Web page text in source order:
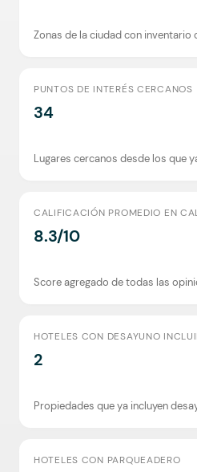
Zonas de la ciudad con inventario
PUNTOS DE INTERÉS CERCANOS
34
Lugares cercanos desde los que
CALIFICACIÓN PROMEDIO EN
8.3/10
Score agregado de todas las
HOTELES CON DESAYUNO
2
Propiedades que ya incluyen
HOTELES CON PARQUEADERO